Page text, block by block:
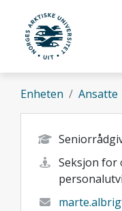
Gå til hovedinnhold
UiT Norges
Enheten Ansatte
Seksjon for